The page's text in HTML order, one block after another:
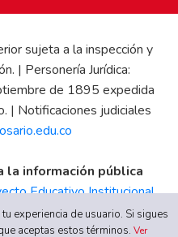
sujeta a la inspección y
| Personería Jurídica:
de 1895 expedida
| Notificaciones judiciales
la información pública
Educativo Institucional
Estadístico|Régimen
|Código de Ética|Canal
experiencia de usuario. Si sigues
aceptas estos términos.Ver